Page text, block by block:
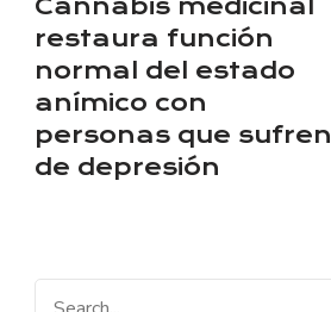
Cannabis medicinal
restaura función
normal del estado
anímico con
personas que sufren
de depresión
Search